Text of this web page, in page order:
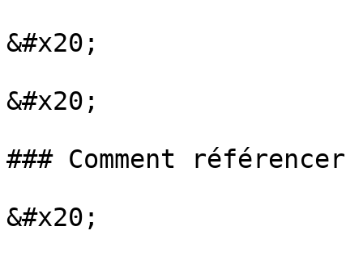
&#x20;
&#x20;
### Comment
&#x20;